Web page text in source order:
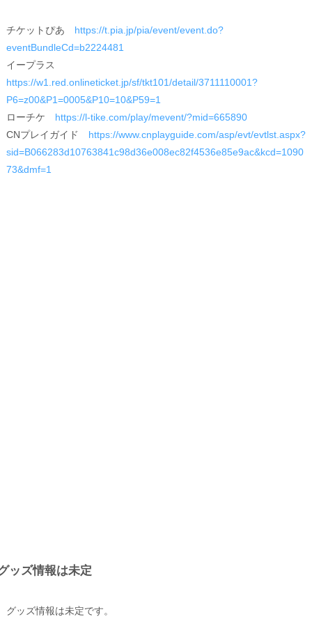
チケットぴあ https://t.pia.jp/pia/event/event.do?
eventBundleCd=b2224481
イープラス
https://w1.red.onlineticket.jp/sf/tkt101/detail/3711110001?
P6=z00&P1=0005&P10=10&P59=1
ローチケ https://l-tike.com/play/mevent/?mid=665890
CNプレイガイド https://www.cnplayguide.com/asp/evt/evtlst.aspx?
sid=B066283d10763841c98d36e008ec82f4536e85e9ac&kcd=1090
73&dmf=1
ッズ情報は未定
グッズ情報は未定です。